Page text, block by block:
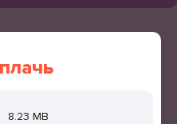
8.23 MB